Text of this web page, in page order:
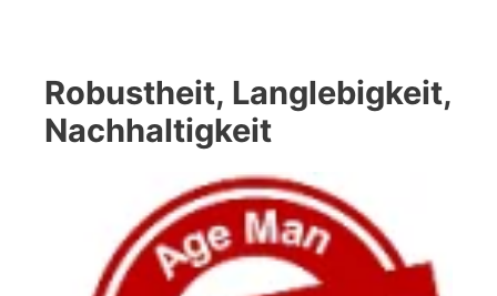
Robustheit, Langlebigkeit,
Nachhaltigkeit